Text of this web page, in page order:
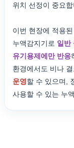
위치 선정이 중요합
이번 현장에 적용된
누액감지기로 일반
유기용제에만 반응
환경에서도 비나
운영할 수 있으며,
사용할 수 있는 누